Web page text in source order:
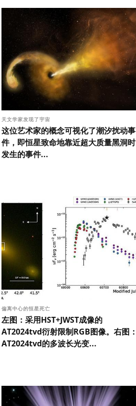
天文学家发现了宇宙
这位艺术家的概念可视化了潮汐扰动事
件，即恒星致命地靠近超大质量黑洞时
发生的事件...
偏离中心的恒星死亡
左图：采用HST+JWST成像的
AT2024tvd衍射限制RGB图像。右图：
AT2024tvd的多波长光变...